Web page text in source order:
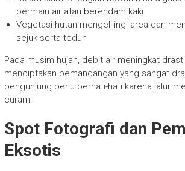
bermain air atau berendam kaki
Vegetasi hutan mengelilingi area dan
sejuk serta teduh
Pada musim hujan, debit air meningkat
menciptakan pemandangan yang sangat
pengunjung perlu berhati-hati karena jalur
curam.
Spot Fotografi dan
Eksotis